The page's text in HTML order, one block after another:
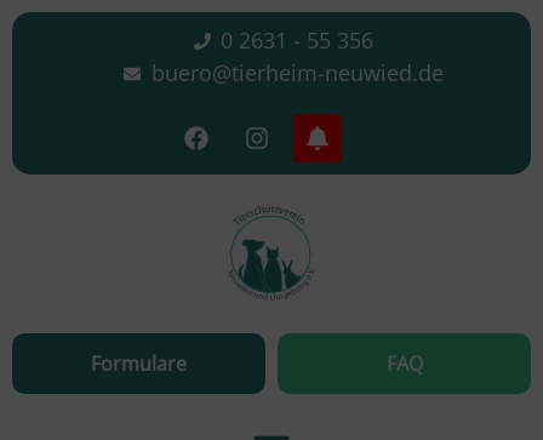
0 2631 - 55 356
buero@tierheim-neuwied.de
Formulare FAQ